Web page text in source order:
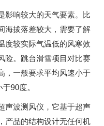
响较大的天气要素。比
海拔落差较大，需要了解
度较实际气温低的风寒效
险。跳台滑雪项目对比赛
，一般要求平均风速小于
90度。
波测风仪，它基于超声
产品的结构设计无任何机